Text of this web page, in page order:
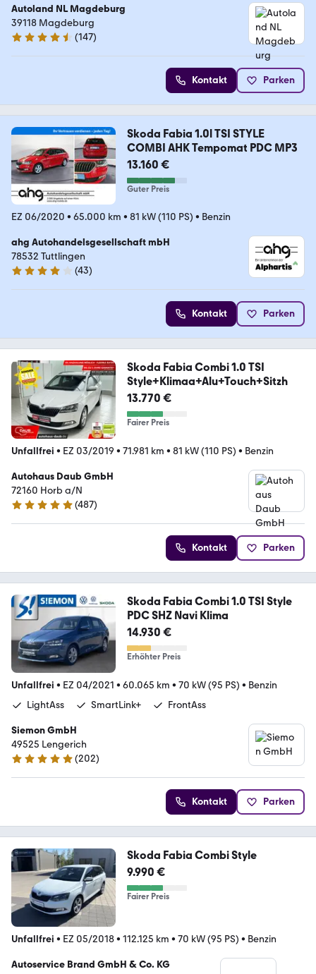
Autoland NL Magdeburg
39118 Magdeburg
4.6 Sterne
(147)
Kontakt Parken
Skoda Fabia 1.0l TSI STYLE
COMBI AHK Tempomat PDC MP3
13.160 €
Guter Preis
EZ 06/2020 • 65.000 km • 81 kW (110 PS) • Benzin
ahg Autohandelsgesellschaft mbH
78532 Tuttlingen
4 Sterne
(43)
Kontakt Parken
Skoda Fabia Combi 1.0 TSI
Style+Klimaa+Alu+Touch+Sitzh
13.770 €
Fairer Preis
Unfallfrei • EZ 03/2019 • 71.981 km • 81 kW (110 PS) • Benzin
Autohaus Daub GmbH
72160 Horb a/N
4.8 Sterne
(487)
Kontakt Parken
Skoda Fabia Combi 1.0 TSI Style
PDC SHZ Navi Klima
14.930 €
Erhöhter Preis
Unfallfrei • EZ 04/2021 • 60.065 km • 70 kW (95 PS) • Benzin
LightAss
SmartLink+ FrontAss
Siemon GmbH
49525 Lengerich
4.8 Sterne
(202)
Kontakt Parken
Skoda Fabia Combi Style
9.990 €
Fairer Preis
Unfallfrei • EZ 05/2018• 112.125 km • 70 kW (95 PS) • Benzin
Autoservice Brand GmbH & Co. KG